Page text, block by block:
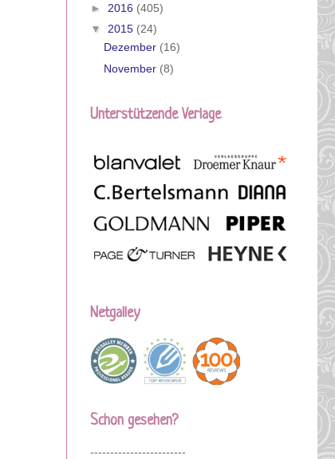
► 2016 (405)
▼ 2015 (24)
Dezember (16)
November (8)
Unterstützende Verlage
Netgalley
Schon gesehen?
------------------------